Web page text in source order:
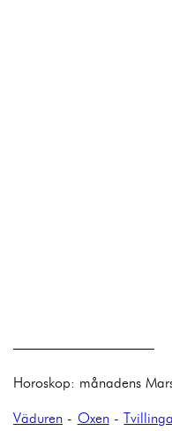
——————————
Horoskop: månadens
Väduren - Oxen-